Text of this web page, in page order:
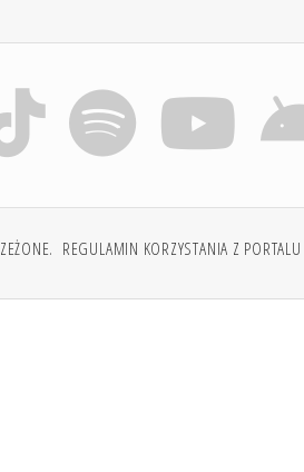
REGULAMIN KORZYSTANIA Z PORTALU